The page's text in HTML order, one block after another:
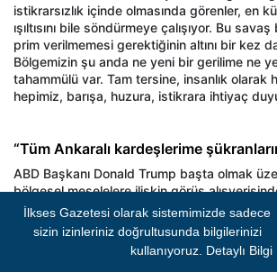
istikrarsızlık içinde olmasında görenler, en
ışıltısını bile söndürmeye çalışıyor. Bu savaş
prim verilmemesi gerektiğinin altını bir kez
Bölgemizin şu anda ne yeni bir gerilime ne
tahammülü var. Tam tersine, insanlık olarak
hepimiz, barışa, huzura, istikrara ihtiyaç
“Tüm Ankaralı kardeşlerime
ABD Başkanı Donald Trump başta olmak
bölgesel meselelere ilişkin görüş
belirten Erdoğan, zirve marjında Bulgaristan,
Finlandiya, Fransa, İtalya, Almanya, Birleşik
görüşmeler gerçekleştirdiklerini hatırlattı.
İlkses Gazetesi olarak sistemimizde sadece
sizin izinleriniz doğrultusunda bilgilerinizi
kullanıyoruz. Detaylı Bilgi